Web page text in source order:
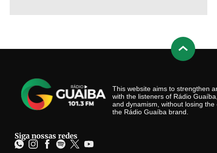
This website aims to strengthen
with the listeners of Rádio
and dynamism, without losing
the Rádio Guaíba brand.
Siga nossas redes